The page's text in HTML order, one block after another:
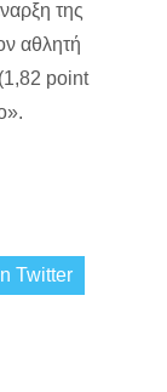
της
αθλητή
point
Twitter